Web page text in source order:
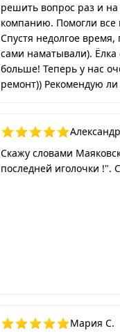
решить вопрос раз и
компанию. Помогли все
Спустя недолгое время,
сами наматывали).
больше! Теперь у нас
ремонт)) Рекомендую
Скажу словами
последней иголочки !".
Мария С.